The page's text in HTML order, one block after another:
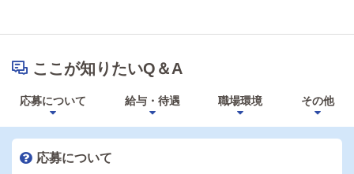
ここが知りたいQ＆A
応募について 給与・待遇 職場環境 その他
応募について